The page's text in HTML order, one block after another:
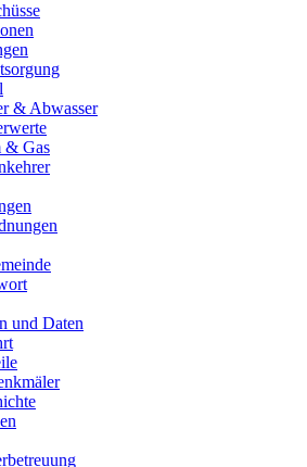
& Abwasser
& Gas
und Daten